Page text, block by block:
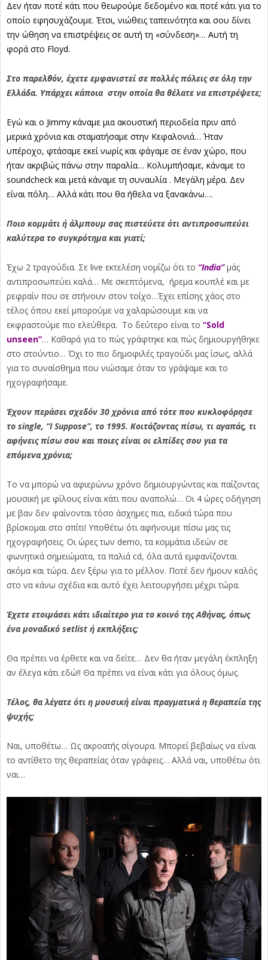
Δεν ήταν ποτέ κάτι που θεωρούμε δεδομένο και ποτέ κάτι για το
οποίο εφησυχάζουμε. Έτσι, νιώθεις ταπεινότητα και σου δίνει
την ώθηση να επιστρέψεις σε αυτή τη «σύνδεση»… Αυτή τη
φορά στο Floyd.
Στο παρελθόν, έχετε εμφανιστεί σε πολλές πόλεις σε όλη την
Ελλάδα. Υπάρχει κάποια στην οποία θα θέλατε να επιστρέψετε;
Εγώ και ο Jimmy κάναμε μια ακουστική περιοδεία πριν από
μερικά χρόνια και σταματήσαμε στην Κεφαλονιά… Ήταν
υπέροχο, φτάσαμε εκεί νωρίς και φάγαμε σε έναν χώρο, που
ήταν ακριβώς πάνω στην παραλία… Κολυμπήσαμε, κάναμε το
soundcheck και μετά κάναμε τη συναυλία . Μεγάλη μέρα. Δεν
είναι πόλη… Αλλά κάτι που θα ήθελα να ξανακάνω….
Ποιο κομμάτι ή άλμπουμ σας πιστεύετε ότι αντιπροσωπεύει
καλύτερα το συγκρότημα και γιατί;
Έχω 2 τραγούδια. Σε live εκτελέση νομίζω ότι το “India”μάς
αντιπροσωπεύει καλά… Με σκεπτόμενα, ήρεμα κουπλέ και με
ρεφραίν που σε στήνουν στον τοίχο…Έχει επίσης χάος στο
τέλος όπου εκεί μπορούμε να χαλαρώσουμε και να
εκφραστούμε πιο ελεύθερα. Το δεύτερο είναι το “Sold
unseen”… Καθαρά για το πώς γράφτηκε και πώς δημιουργήθηκε
στο στούντιο… Όχι το πιο δημοφιλές τραγούδι μας ίσως, αλλά
για το συναίσθημα που νιώσαμε όταν το γράψαμε και το
ηχογραφήσαμε.
Έχουν περάσει σχεδόν 30 χρόνια από τότε που κυκλοφόρησε
το single, “I Suppose”, το 1995. Κοιτάζοντας πίσω, τι αγαπάς, τι
αφήνεις πίσω σου και ποιες είναι οι ελπίδες σου για τα
επόμενα χρόνια;
Το να μπορώ να αφιερώνω χρόνο δημιουργώντας και παίζοντας
μουσική με φίλους είναι κάτι που αναπολώ… Οι 4 ώρες οδήγηση
με βαν δεν φαίνονται τόσο άσχημες πια, ειδικά τώρα που
βρίσκομαι στο σπίτι! Υποθέτω ότι αφήνουμε πίσω μας τις
ηχογραφήσεις. Οι ώρες των demo, τα κομμάτια ιδεών σε
φωνητικά σημειώματα, τα παλιά cd, όλα αυτά εμφανίζονται
ακόμα και τώρα. Δεν ξέρω για το μέλλον. Ποτέ δεν ήμουν καλός
στο να κάνω σχέδια και αυτό έχει λειτουργήσει μέχρι τώρα.
Έχετε ετοιμάσει κάτι ιδιαίτερο για το κοινό της Αθήνας, όπως
ένα μοναδικό setlist ή εκπλήξεις;
Θα πρέπει να έρθετε και να δείτε… Δεν θα ήταν μεγάλη έκπληξη
αν έλεγα κάτι εδώ!! Θα πρέπει να είναι κάτι για όλους όμως.
Τέλος, θα λέγατε ότι η μουσική είναι πραγματικά η θεραπεία της
ψυχής;
Ναι, υποθέτω… Ως ακροατής σίγουρα. Μπορεί βεβαίως να είναι
το αντίθετο της θεραπείας όταν γράφεις… Αλλά ναι, υποθέτω ότι
ναι…